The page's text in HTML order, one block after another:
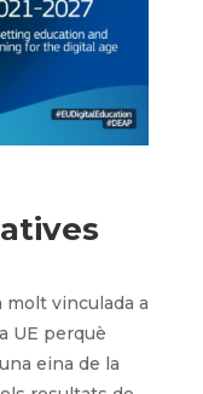
vinculada a
UE perquè
eina de la